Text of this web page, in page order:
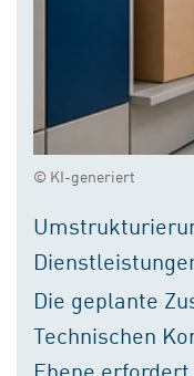
© KI-generiert
Die geplante
Technischen
Ebene